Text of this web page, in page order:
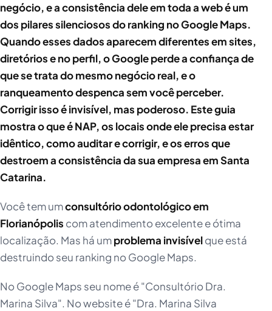
negócio, e a consistência dele em toda a web é um
dos pilares silenciosos do ranking no Google Maps.
Quando esses dados aparecem diferentes em sites,
diretórios e no perfil, o Google perde a confiança de
que se trata do mesmo negócio real, e o
ranqueamento despenca sem você perceber.
Corrigir isso é invisível, mas poderoso. Este guia
mostra o que é NAP, os locais onde ele precisa estar
idêntico, como auditar e corrigir, e os erros que
destroem a consistência da sua empresa em Santa
Catarina.
Você tem umconsultório odontológico em
Florianópolis com atendimento excelente e ótima
localização. Mas há umproblema invisívelque está
destruindo seu ranking no Google Maps.
No Google Maps seu nome é "Consultório Dra.
Marina Silva". No website é "Dra. Marina Silva